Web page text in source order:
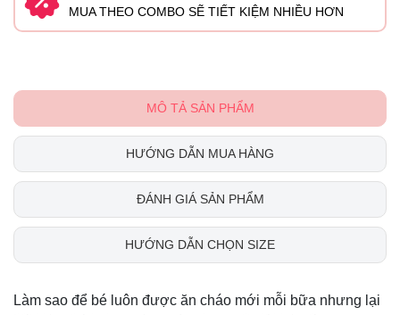
MUA THEO COMBO SẼ TIẾT KIỆM NHIỀU HƠN
MÔ TẢ SẢN PHẨM
HƯỚNG DẪN MUA HÀNG
ĐÁNH GIÁ SẢN PHẨM
HƯỚNG DẪN CHỌN SIZE
Làm sao để bé luôn được ăn cháo mới mỗi bữa nhưng lại